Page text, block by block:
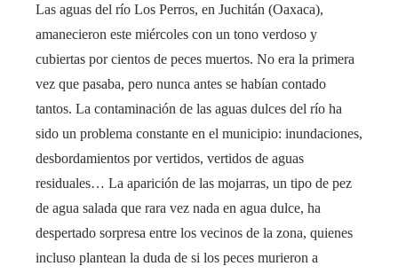
Las aguas del río Los Perros, en Juchitán (Oaxaca),
amanecieron este miércoles con un tono verdoso y
cubiertas por cientos de peces muertos. No era la primera
vez que pasaba, pero nunca antes se habían contado
tantos. La contaminación de las aguas dulces del río ha
sido un problema constante en el municipio: inundaciones,
desbordamientos por vertidos, vertidos de aguas
residuales… La aparición de las mojarras, un tipo de pez
de agua salada que rara vez nada en agua dulce, ha
despertado sorpresa entre los vecinos de la zona, quienes
incluso plantean la duda de si los peces murieron a